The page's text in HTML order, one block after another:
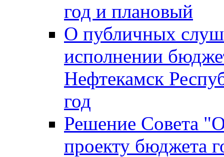
год и плановый
О публичных
исполнении
Нефтекамск
год
Решение Совета
проекту бюджета